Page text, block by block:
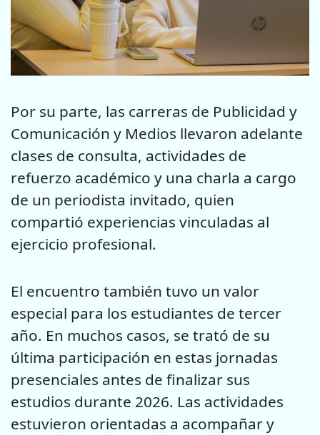
Por su parte, las carreras de Publicidad y
Comunicación y Medios llevaron adelante
clases de consulta, actividades de
refuerzo académico y una charla a cargo
de un periodista invitado, quien
compartió experiencias vinculadas al
ejercicio profesional.
El encuentro también tuvo un valor
especial para los estudiantes de tercer
año. En muchos casos, se trató de su
última participación en estas jornadas
presenciales antes de finalizar sus
estudios durante 2026. Las actividades
estuvieron orientadas a acompañar y